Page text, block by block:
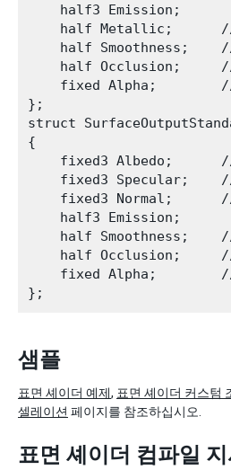
    half3 Emission;
half Metallic;
half Smoothness;
half Occlusion;
fixed Alpha;
};
struct
{
fixed3 Albedo;
fixed3 Specular;
fixed3 Normal;
    half3 Emission;
half Smoothness;
half Occlusion;
fixed Alpha;
샘플
표면 셰이더 예제, 표면 셰이더 커스텀
셀레이션 페이지를 참조하십시오.
표면 셰이더 컴파일